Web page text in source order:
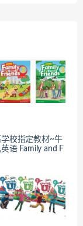
校指定教材~牛
语 Family and F